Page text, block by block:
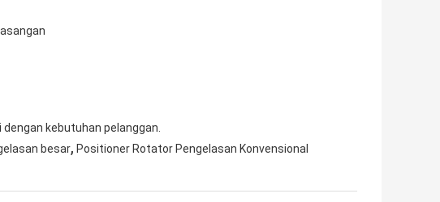
kebutuhan pelanggan.
besar, Positioner Rotator Pengelasan Konvensional